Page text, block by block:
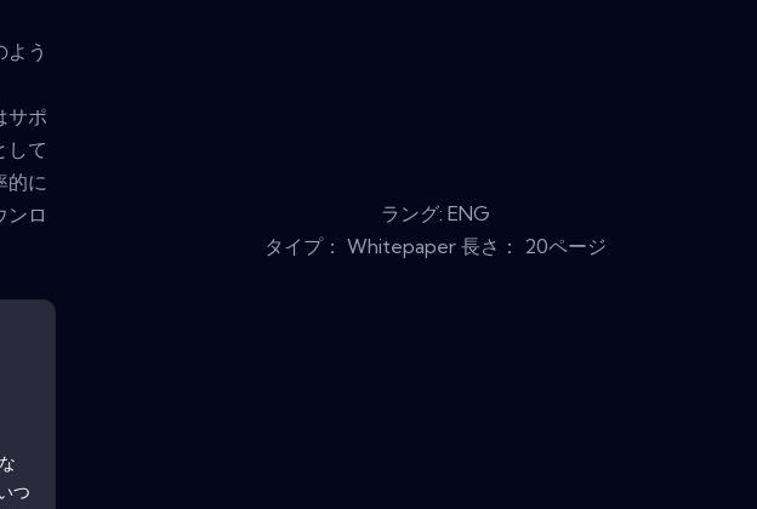
う
サポ
して
的に
ンロ
つ
ラング: ENG
タイプ： Whitepaper 長さ： 20ページ